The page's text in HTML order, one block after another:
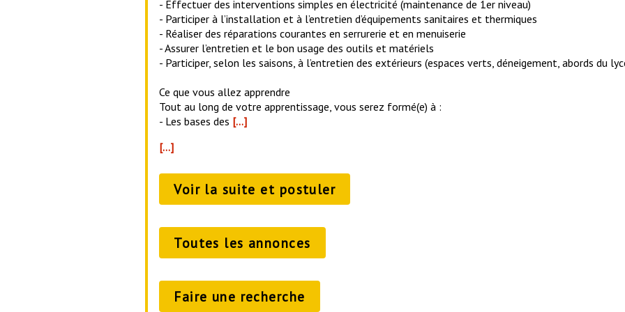
- Effectuer des interventions simples en électricité (maintenance de 1er niveau)
- Participer à l’installation et à l’entretien d’équipements sanitaires et thermiques
- Réaliser des réparations courantes en serrurerie et en menuiserie
- Assurer l’entretien et le bon usage des outils et matériels
- Participer, selon les saisons, à l’entretien des extérieurs (espaces verts, déneigement, abords du
Ce que vous allez apprendre
Tout au long de votre apprentissage, vous serez formé(e) à :
- Les bases des […]
[…]
Voir la suite et postuler
Toutes les annonces
Faire une recherche